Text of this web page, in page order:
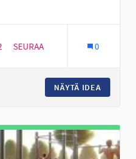
Läntinen Seinäjoki
2 SEURAAJAA
SEURAA 0
NÄYTÄ IDEA